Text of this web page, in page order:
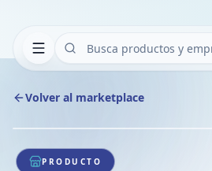
Volver al marketplace
1/1
PRODUCTO